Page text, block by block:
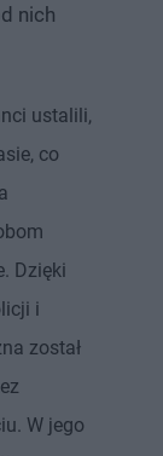
nich
ustalili,
co
Dzięki
i
został
W jego